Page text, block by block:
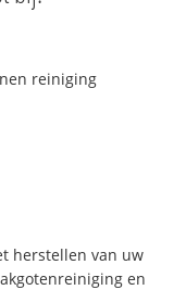
reiniging
herstellen van uw
en